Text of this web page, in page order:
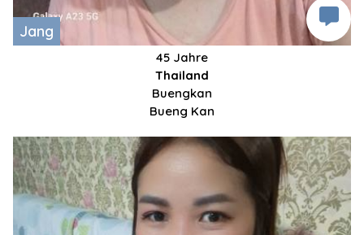
Jang
45 Jahre
Thailand
Buengkan
Bueng Kan